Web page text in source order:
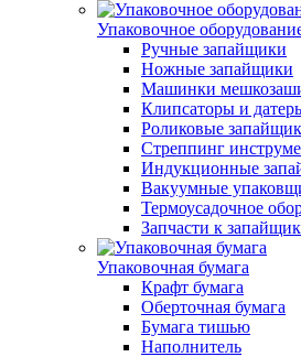
Упаковочное
Ручные запайщики
Ножные запайщики
Машинки
Клипсаторы и
Роликовые
Стреппинг
Индукционные
Вакуумные
Термоусадочное
Запчасти к
Упаковочная бумага
Крафт бумага
Оберточная бумага
Бумага тишью
Наполнитель